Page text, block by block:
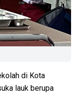
di Kota
lauk berupa